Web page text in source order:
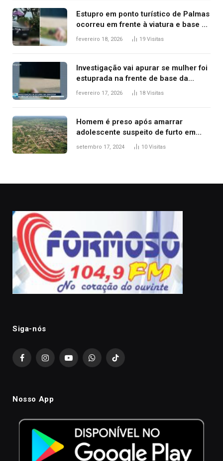
Estupro em ponto turístico de Palmas
ocorreu em frente à viatura e base de
segurança; polícia investiga
fevereiro 18, 2026 19 Visitas
Investigação vai apurar se mulher foi
estuprada na frente de base da
Guarda Metropolitana de Palmas, diz
fevereiro 17, 2026 18 Visitas
Homem é preso após amarrar
adolescente suspeito de furto em
estaca de cerca e agredi-lo
setembro 17, 2024 10 Visitas
Siga-nós
FacebookInstagramYouTubeWhatsAppTikTok
Nosso App